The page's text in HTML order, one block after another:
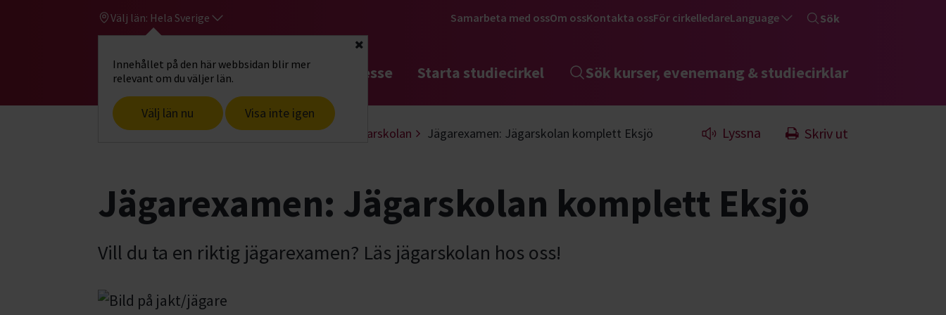
Välj län: Hela Sverige
Innehållet på den här webbsidan blir mer
relevant om du väljer län.
Välj län nu Visa inte igen
Stäng
Samarbeta med ossOm ossKontakta ossFör cirkelledareLanguage Sök
Gå till studiefrämjandets startsidaHitta intresse Starta studiecirkel Sök kurser, evenemang & studiecirklar
Start Hitta intresse Jakt & fiske Jakt Jägarskolan Jägarexamen: Jägarskolan komplett Eksjö Lyssna Skriv ut
Jägarexamen: Jägarskolan komplett Eksjö
Vill du ta en riktig jägarexamen? Läs jägarskolan hos oss!